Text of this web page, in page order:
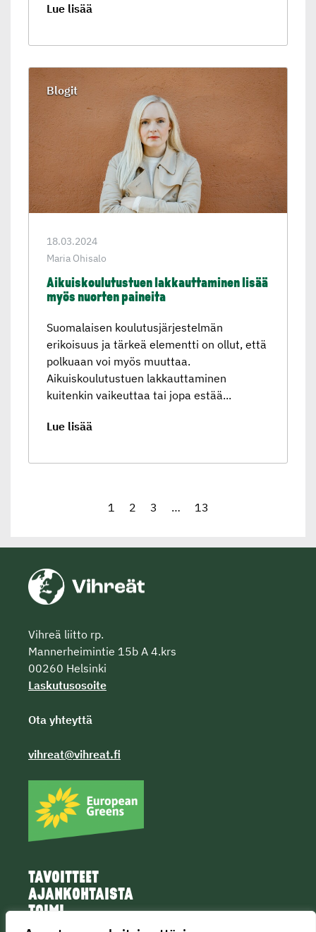
Lue lisää
18.03.2024
Maria Ohisalo
Aikuiskou­lu­tus­tuen lakkaut­ta­minen lisää
myös nuorten paineita
Suomalaisen koulutusjärjestelmän
erikoisuus ja tärkeä elementti on ollut, että
polkuaan voi myös muuttaa.
Aikuiskoulutustuen lakkauttaminen
kuitenkin vaikeuttaa tai jopa estää...
Lue lisää
Blogit
1 2 3 … 13
Vihreä liitto rp.
Mannerheimintie 15b A 4.krs
00260 Helsinki
Laskutusosoite
Ota yhteyttä
vihreat@vihreat.fi
TAVOITTEET
AJANKOHTAISTA
TOIMI